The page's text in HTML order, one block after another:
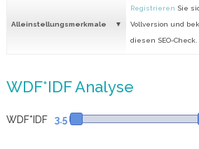
Alleinstellungsmerkmale
Registrieren Sie
Vollversion und
diesen SEO-Check.
WDF*IDF Analyse
WDF*IDF 3.5